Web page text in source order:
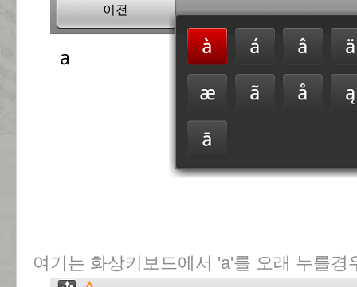
여기는 화상키보드에서 'a'를 오래 누를